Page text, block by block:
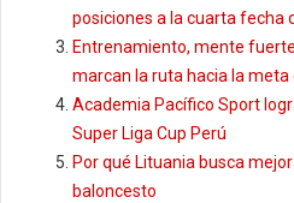
posiciones a la cuarta fecha
Entrenamiento, mente
marcan la ruta hacia la
Academia Pacífico Sport
Super Liga Cup Perú
Por qué Lituania busca
baloncesto